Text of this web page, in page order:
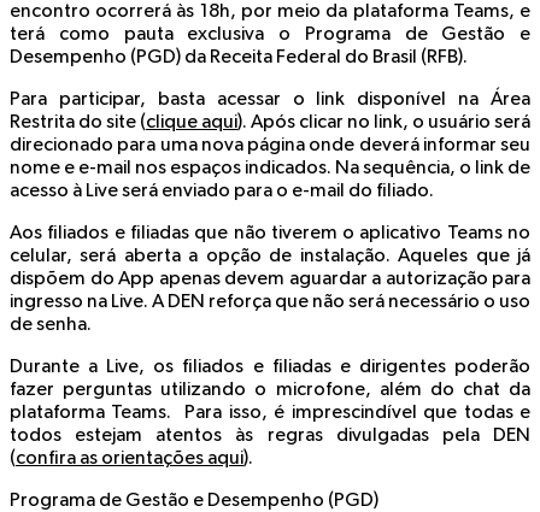
encontro ocorrerá às 18h, por meio da plataforma Teams, e
terá como pauta exclusiva o Programa de Gestão e
Desempenho (PGD) da Receita Federal do Brasil (RFB).
Para participar, basta acessar o link disponível na Área
Restrita do site (clique aqui). Após clicar no link, o usuário será
direcionado para uma nova página onde deverá informar seu
nome e e-mail nos espaços indicados. Na sequência, o link de
acesso à Live será enviado para o e-mail do filiado.
Aos filiados e filiadas que não tiverem o aplicativo Teams no
celular, será aberta a opção de instalação. Aqueles que já
dispõem do App apenas devem aguardar a autorização para
ingresso na Live. A DEN reforça que não será necessário o uso
de senha.
Durante a Live, os filiados e filiadas e dirigentes poderão
fazer perguntas utilizando o microfone, além do chat da
plataforma Teams. Para isso, é imprescindível que todas e
todos estejam atentos às regras divulgadas pela DEN
(confira as orientações aqui).
Programa de Gestão e Desempenho (PGD)